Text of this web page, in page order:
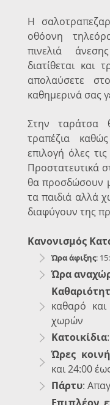
Η
οθόονη
πινελιά
διατίθεται και
απολαύσετε
καθημερινά σας
Στην ταράτσα
τραπέζια
επιλογή όλες
Προστατευτικά
θα προσδώσουν
τα παιδιά αλλά
διαφύγουν της
Κανονισμός
Ώρα άφιξης:
Ώρα
καθαρό
χωρών
Κατοικίδια
Ώρες
και 24:00
Πάρτυ: